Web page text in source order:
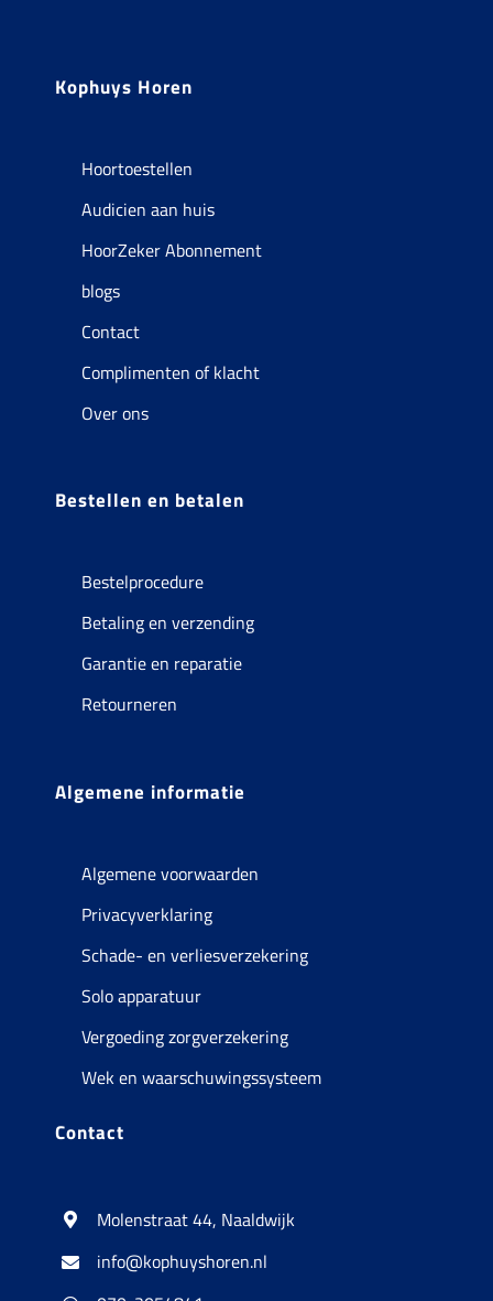
Kophuys Horen
Hoortoestellen
Audicien aan huis
HoorZeker Abonnement
blogs
Contact
Complimenten of klacht
Over ons
Bestellen en betalen
Bestelprocedure
Betaling en verzending
Garantie en reparatie
Retourneren
Algemene informatie
Algemene voorwaarden
Privacyverklaring
Schade- en verliesverzekering
Solo apparatuur
Vergoeding zorgverzekering
Wek en waarschuwingssysteem
Contact
Molenstraat 44, Naaldwijk
info@kophuyshoren.nl